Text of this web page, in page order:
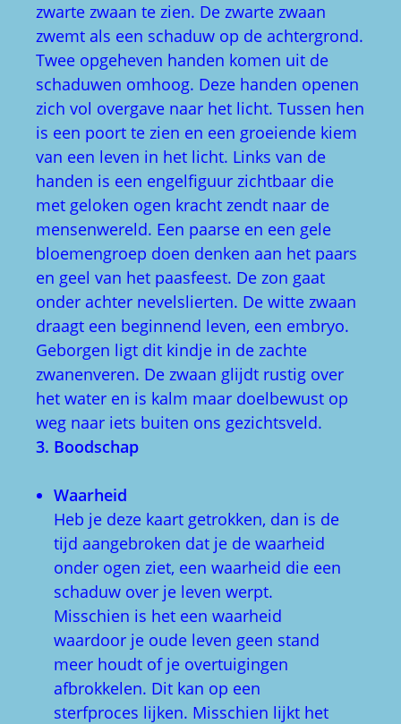
zwarte zwaan te zien. De zwarte zwaan
zwemt als een schaduw op de achtergrond.
Twee opgeheven handen komen uit de
schaduwen omhoog. Deze handen openen
zich vol overgave naar het licht. Tussen hen
is een poort te zien en een groeiende kiem
van een leven in het licht. Links van de
handen is een engelfiguur zichtbaar die
met geloken ogen kracht zendt naar de
mensenwereld. Een paarse en een gele
bloemengroep doen denken aan het paars
en geel van het paasfeest. De zon gaat
onder achter nevelslierten. De witte zwaan
draagt een beginnend leven, een embryo.
Geborgen ligt dit kindje in de zachte
zwanenveren. De zwaan glijdt rustig over
het water en is kalm maar doelbewust op
weg naar iets buiten ons gezichtsveld.
3. Boodschap
Waarheid
Heb je deze kaart getrokken, dan is de
tijd aangebroken dat je de waarheid
onder ogen ziet, een waarheid die een
schaduw over je leven werpt.
Misschien is het een waarheid
waardoor je oude leven geen stand
meer houdt of je overtuigingen
afbrokkelen. Dit kan op een
sterfproces lijken. Misschien lijkt het